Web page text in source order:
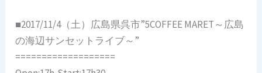
■2017/11/4（土）広島県呉市”5COFFEE MARET～広島
の海辺サンセットライブ～”
===================